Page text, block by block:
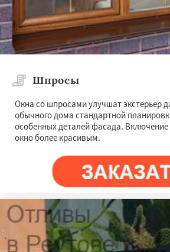
Шпросы
Окна со шпросами улучшат экстерьер
обычного дома стандартной
особенных деталей фасада.
окно более красивым.